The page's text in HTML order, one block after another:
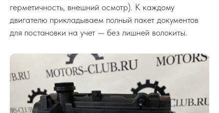
герметичность, внешний осмотр). К каждому
двигателю прикладываем полный пакет документов
для постановки на учет — без лишней волокиты.